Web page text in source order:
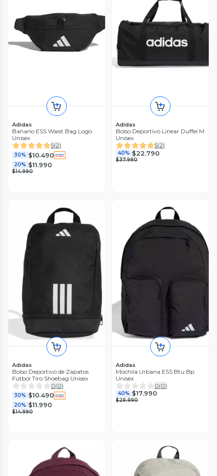
Adidas
Banano ESS Waist Bag Logo
Unisex
5(2)
30% $10.490
20% $11.990
$14.990
Adidas
Bolso Deportivo Linear Duffel M
Unisex
5(2)
40% $22.790
$37.990
Adidas
Bolso Deportivo de Zapatos
Fútbol Tiro Shoebag Unisex
0(0)
30% $10.490
20% $11.990
$14.990
Adidas
Mochila Urbana ESS Btu Bp
Unisex
0(0)
40% $17.990
$29.990